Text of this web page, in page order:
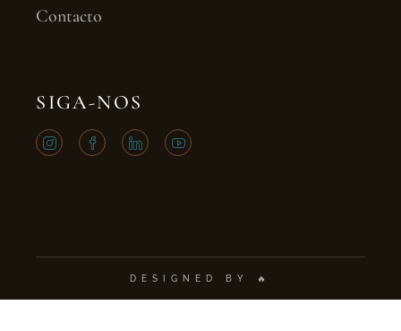
Contacto
SIGA-NOS
DESIGNED BY 🔥